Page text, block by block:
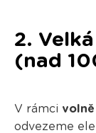
2.
(nad
V rámci
odvezeme